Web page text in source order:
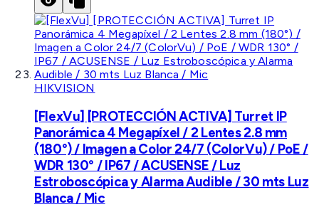
HIKVISION
[FlexVu] [PROTECCIÓN ACTIVA] Turret IP
Panorámica 4 Megapíxel / 2 Lentes 2.8 mm
(180°) / Imagen a Color 24/7 (ColorVu) / PoE /
WDR 130° / IP67 / ACUSENSE / Luz
Estroboscópica y Alarma Audible / 30 mts Luz
Blanca / Mic